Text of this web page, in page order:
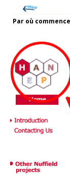
Par où